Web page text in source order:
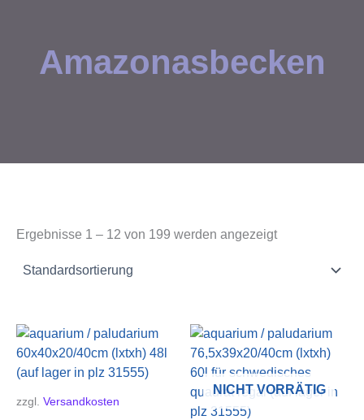
Amazonasbecken
Ergebnisse 1 – 12 von 199 werden angezeigt
zzgl. Versandkosten
NICHT VORRÄTIG